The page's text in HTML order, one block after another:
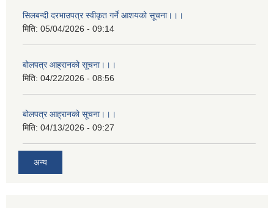
सिलबन्दी दरभाउपत्र स्वीकृत गर्ने आशयको सूचना।।।
मिति: 05/04/2026 - 09:14
बोलपत्र आह्रानको सूचना।।।
मिति: 04/22/2026 - 08:56
बोलपत्र आह्रानको सूचना।।।
मिति: 04/13/2026 - 09:27
अन्य